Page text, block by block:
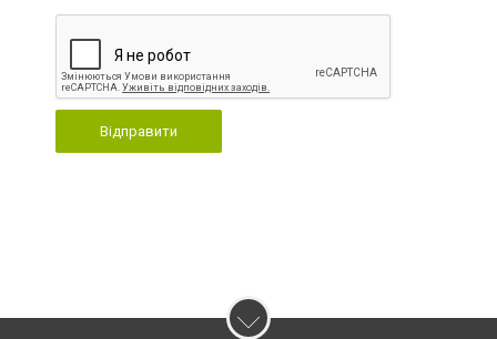
Відправити